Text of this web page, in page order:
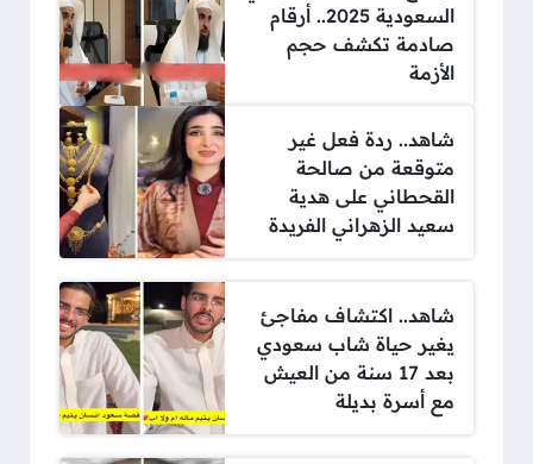
السعودية 2025.. أرقام
صادمة تكشف حجم
الأزمة
شاهد.. ردة فعل غير
متوقعة من صالحة
القحطاني على هدية
سعيد الزهراني الفريدة
شاهد.. اكتشاف مفاجئ
يغير حياة شاب سعودي
بعد 17 سنة من العيش
مع أسرة بديلة